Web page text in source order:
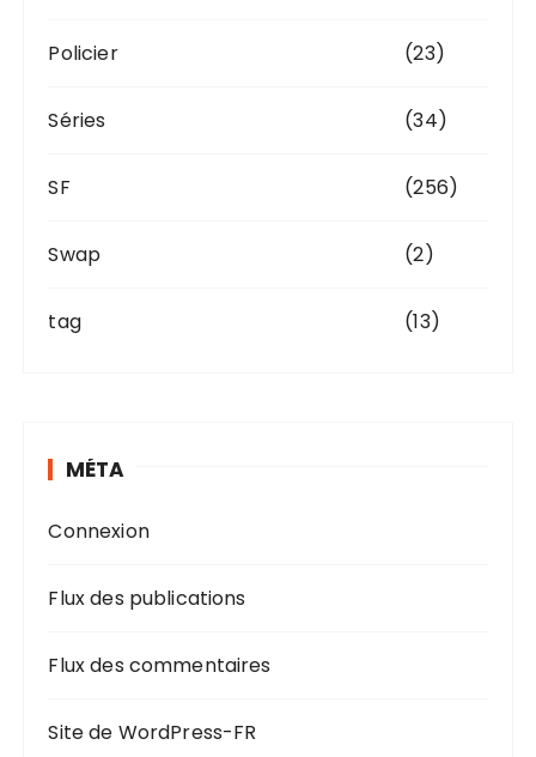
Policier (23)
Séries (34)
SF (256)
Swap (2)
tag (13)
MÉTA
Connexion
Flux des publications
Flux des commentaires
Site de WordPress-FR